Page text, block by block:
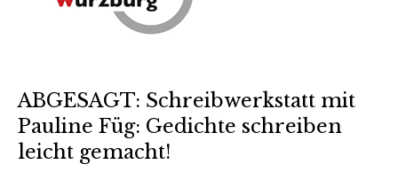
ABGESAGT: Schreibwerkstatt mit
Pauline Füg: Gedichte schreiben
leicht gemacht!